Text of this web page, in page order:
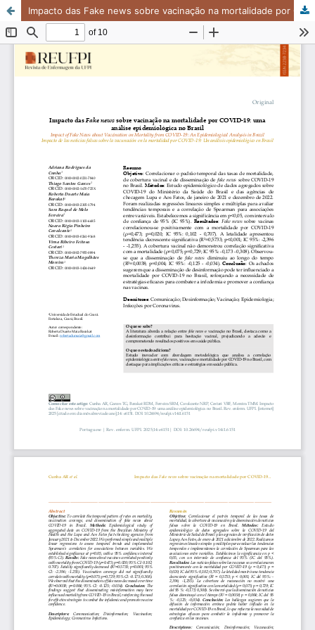
Impacto das Fake news sobre vacinação na mortalidade por COVID-19: uma análise epidemiológica no Brasil